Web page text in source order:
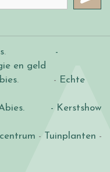
.
-
en geld
. - Echte
- Kerstshow
- Tuinplanten -